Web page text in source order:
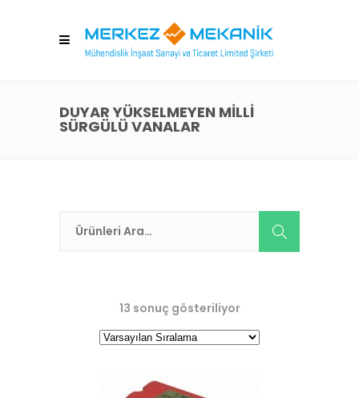
DUYAR YÜKSELMEYEN MILLI
SÜRGÜLÜ VANALAR
13 sonuç gösteriliyor